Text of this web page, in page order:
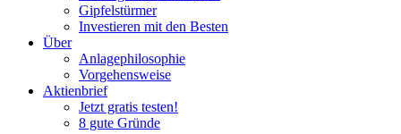
Gipfelstürmer
Investieren mit den Besten
Über
Anlagephilosophie
Vorgehensweise
Aktienbrief
Jetzt gratis testen!
8 gute Gründe